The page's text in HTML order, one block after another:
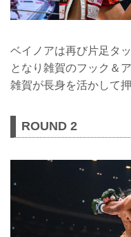
ベイノアは再び片足タ
となり雑賀のフック＆
雑賀が長身を活かして押
ROUND 2